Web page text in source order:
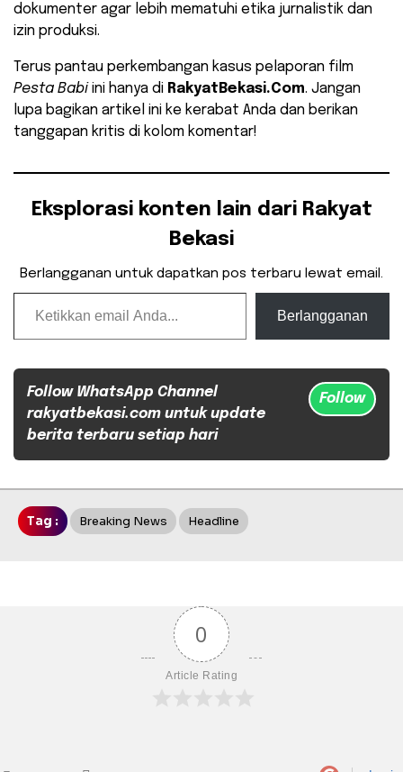
dokumenter agar lebih mematuhi etika jurnalistik dan
izin produksi.
Terus pantau perkembangan kasus pelaporan film
Pesta Babi ini hanya di RakyatBekasi.Com. Jangan
lupa bagikan artikel ini ke kerabat Anda dan berikan
tanggapan kritis di kolom komentar!
Eksplorasi konten lain dari Rakyat
Bekasi
Berlangganan untuk dapatkan pos terbaru lewat email.
Ketikkan email Anda...
Berlangganan
Follow WhatsApp Channel
rakyatbekasi.com untuk update
berita terbaru setiap hari
Follow
Tag : Breaking News Headline
0
Article Rating